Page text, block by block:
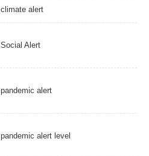
climate alert
Social Alert
pandemic alert
pandemic alert level